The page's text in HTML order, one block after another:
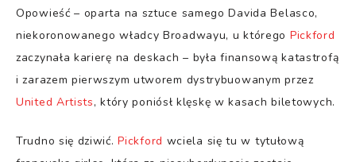
Opowieść – oparta na sztuce samego Davida Belasco,
niekoronowanego władcy Broadwayu, u którego Pickford
zaczynała karierę na deskach – była finansową katastrofą
i zarazem pierwszym utworem dystrybuowanym przez
United Artists, który poniósł klęskę w kasach biletowych.
Trudno się dziwić.Pickford wciela się tu w tytułową